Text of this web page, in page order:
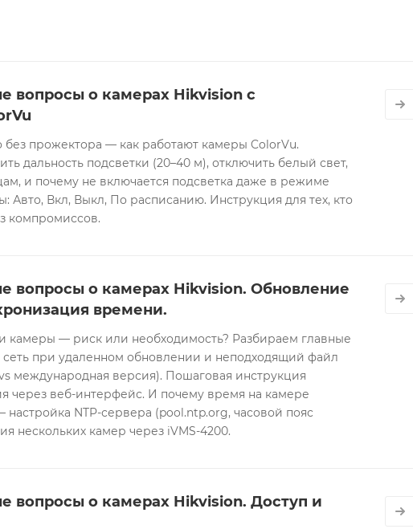
вопросы о камерах Hikvision с
прожектора — как работают камеры ColorVu.
дальность подсветки (20–40 м), отключить белый свет,
и почему не включается подсветка даже в режиме
Авто, Вкл, Выкл, По расписанию. Инструкция для тех, кто
компромиссов.
вопросы о камерах Hikvision. Обновление
времени.
— риск или необходимость? Разбираем главные
сеть при удаленном обновлении и неподходящий файл
международная версия). Пошаговая инструкция
через веб-интерфейс. И почему время на камере
настройка NTP-сервера (pool.ntp.org, часовой пояс
нескольких камер через iVMS-4200.
вопросы о камерах Hikvision. Доступ и